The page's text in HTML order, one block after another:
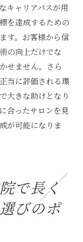
キャリアパスが用
を達成するための
す。お客様から信
の向上だけでな
せません。さら
当に評価される環
大きな助けとなり
合ったサロンを見
が可能になりま
で長く
びのポ